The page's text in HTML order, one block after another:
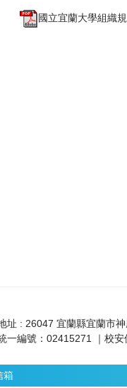
國立宜蘭大學組織
址 : 26047 宜蘭縣宜蘭市
一編號：02415271 ｜校
箱